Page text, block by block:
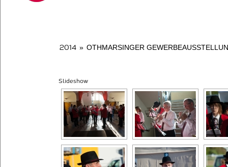
2014 » OTHMARSINGER
Slideshow